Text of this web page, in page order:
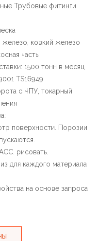
Трубовые фитинги
железо, ковкий железо
часть
1500 тонн в месяц
TS16949
с ЧПУ, токарный
поверхности. Порозии
рисовать.
для каждого материала
на основе запроса